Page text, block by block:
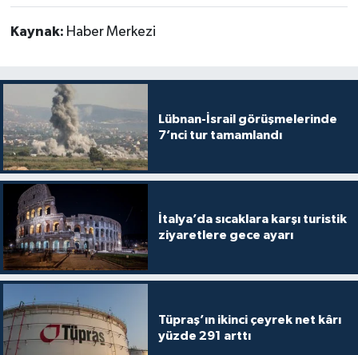
Kaynak: Haber Merkezi
Lübnan-İsrail görüşmelerinde
7’nci tur tamamlandı
İtalya’da sıcaklara karşı turistik
ziyaretlere gece ayarı
Tüpraş’ın ikinci çeyrek net kârı
yüzde 291 arttı